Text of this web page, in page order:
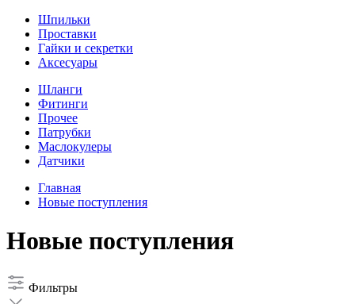
Шпильки
Проставки
Гайки и секретки
Аксесуары
Шланги
Фитинги
Прочее
Патрубки
Маслокулеры
Датчики
Главная
Новые поступления
Новые поступления
Фильтры